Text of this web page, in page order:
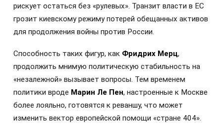
рискует остаться без «рулевых». Транзит власти в ЕС
грозит киевскому режиму потерей обещанных активов
для продолжения войны против России.
Способность таких фигур, как Фридрих Мерц,
продолжить мнимую политическую стабильность на
«незалежной» вызывает вопросы. Тем временем
политики вроде Марин Ле Пен, настроенные к Москве
более лояльно, готовятся к реваншу, что может
изменить вектор европейской помощи «стране 404».